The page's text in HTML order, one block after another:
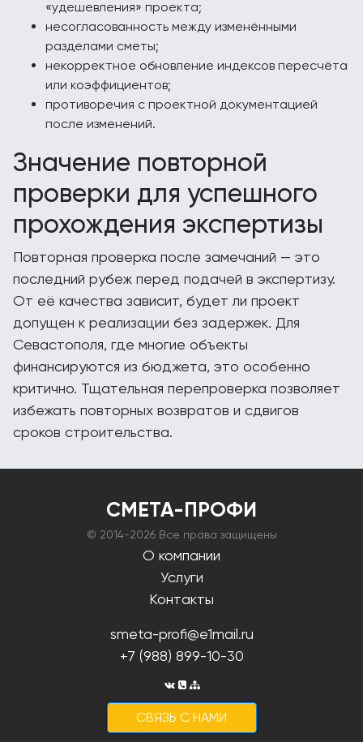
«удешевления» проекта;
несогласованность между изменёнными
разделами сметы;
некорректное обновление индексов пересчёта
или коэффициентов;
противоречия с проектной документацией
после изменений.
Значение повторной
проверки для успешного
прохождения экспертизы
Повторная проверка после замечаний — это
последний рубеж перед подачей в экспертизу.
От её качества зависит, будет ли проект
допущен к реализации без задержек. Для
Севастополя, где многие объекты
финансируются из бюджета, это особенно
критично. Тщательная перепроверка позволяет
избежать повторных возвратов и сдвигов
сроков строительства.
СМЕТА-ПРОФИ
© 2014-2026 Все права защищены
О компании
Услуги
Контакты
smeta-profi@e1mail.ru
+7 (988) 899-10-30
CВЯЗЬ С НАМИ